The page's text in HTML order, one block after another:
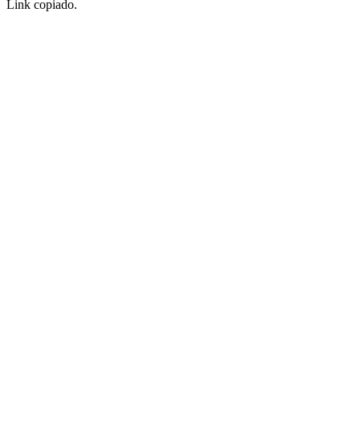
Link copiado.